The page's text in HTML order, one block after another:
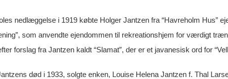
nedlæggelse i 1919 købte Holger Jantzen fra “Havreholm Hus”
som anvendte ejendommen til rekreationshjem for værdigt
forslag fra Jantzen kaldt “Slamat”, der er et javanesisk ord for
død i 1933, solgte enken, Louise Helena Jantzen f. Thal